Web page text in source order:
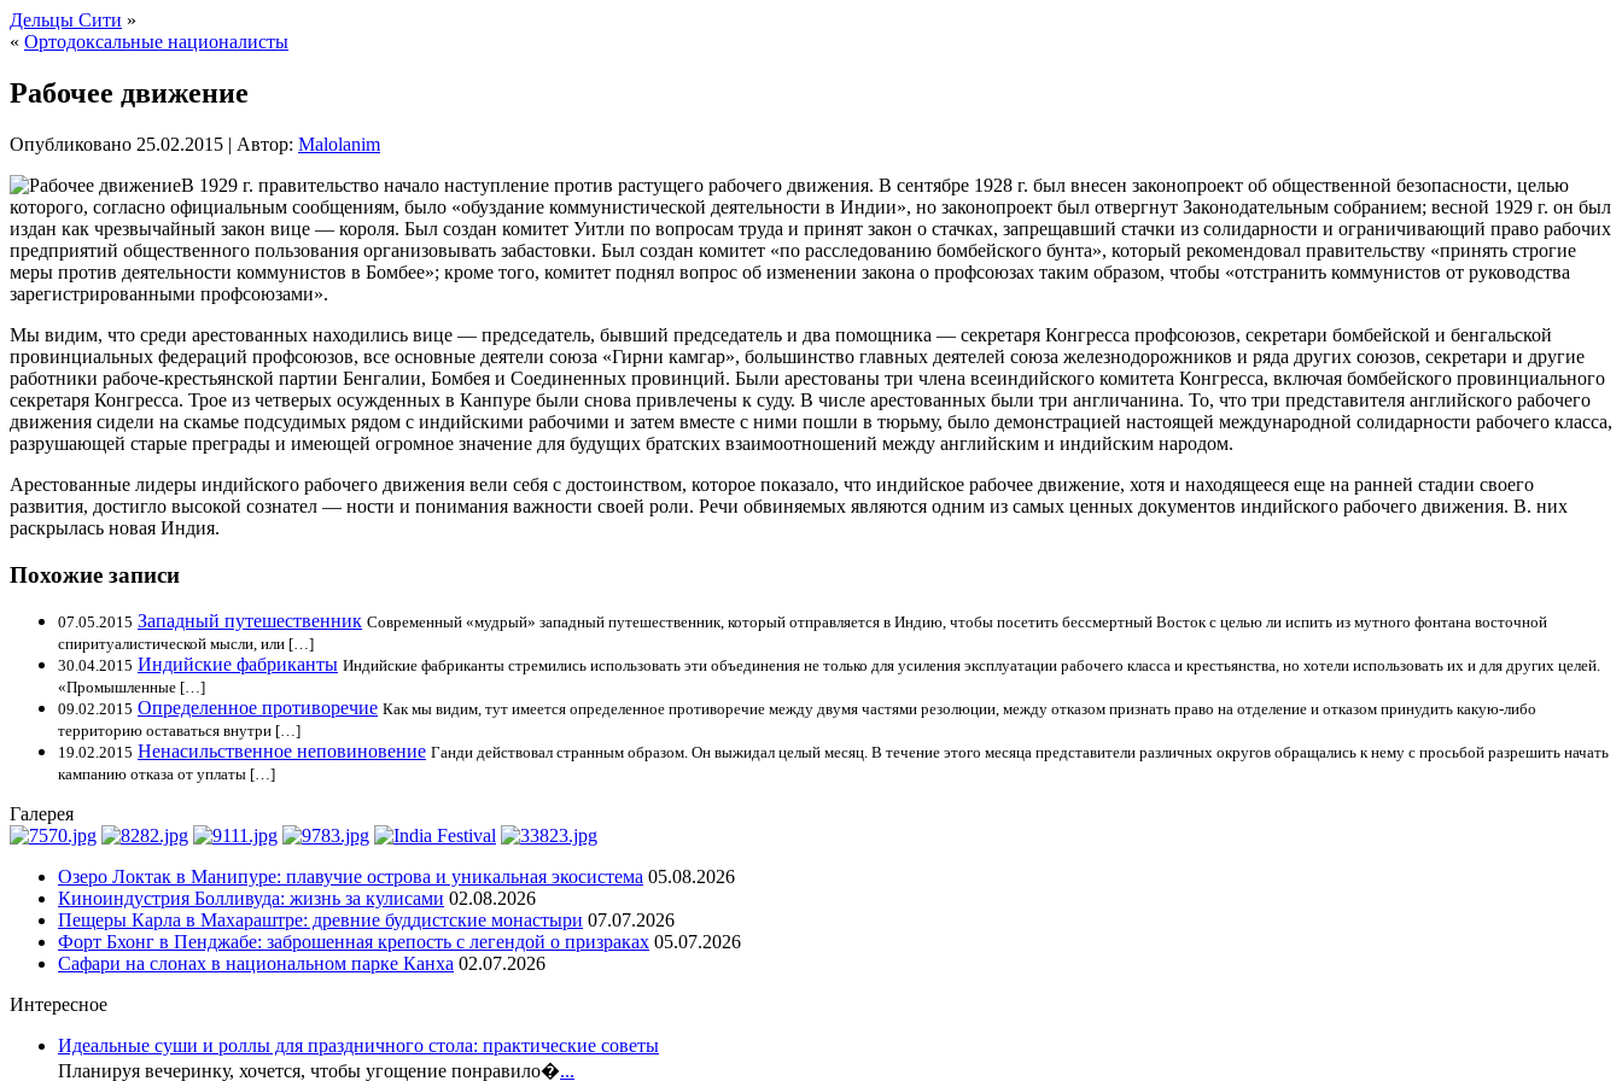
Дельцы Сити »
« Ортодоксальные националисты
Рабочее движение
Опубликовано 25.02.2015 | Автор: Malolanim
В 1929 г. правительство начало наступление против растущего рабочего движения. В сентябре 1928 г. был внесен законопроект об общественной безопасности, целью
которого, согласно официальным сообщениям, было «обуздание коммунистической деятельности в Индии», но законопроект был отвергнут Законодательным собранием; весной 1929 г. он был
издан как чрезвычайный закон вице — короля. Был создан комитет Уитли по вопросам труда и принят закон о стачках, запрещавший стачки из солидарности и ограничивающий право рабочих
предприятий общественного пользования организовывать забастовки. Был создан комитет «по расследованию бомбейского бунта», который рекомендовал правительству «принять строгие
меры против деятельности коммунистов в Бомбее»; кроме того, комитет поднял вопрос об изменении закона о профсоюзах таким образом, чтобы «отстранить коммунистов от руководства
зарегистрированными профсоюзами».
Мы видим, что среди арестованных находились вице — председатель, бывший председатель и два помощника — секретаря Конгресса профсоюзов, секретари бомбейской и бенгальской
провинциальных федераций профсоюзов, все основные деятели союза «Гирни камгар», большинство главных деятелей союза железнодорожников и ряда других союзов, секретари и другие
работники рабоче-крестьянской партии Бенгалии, Бомбея и Соединенных провинций. Были арестованы три члена всеиндийского комитета Конгресса, включая бомбейского провинциального
секретаря Конгресса. Трое из четверых осужденных в Канпуре были снова привлечены к суду. В числе арестованных были три англичанина. То, что три представителя английского рабочего
движения сидели на скамье подсудимых рядом с индийскими рабочими и затем вместе с ними пошли в тюрьму, было демонстрацией настоящей международной солидарности рабочего класса,
разрушающей старые преграды и имеющей огромное значение для будущих братских взаимоотношений между английским и индийским народом.
Арестованные лидеры индийского рабочего движения вели себя с достоинством, которое показало, что индийское рабочее движение, хотя и находящееся еще на ранней стадии своего
развития, достигло высокой сознател — ности и понимания важности своей роли. Речи обвиняемых являются одним из самых ценных документов индийского рабочего движения. В. них
раскрылась новая Индия.
Похожие записи
07.05.2015 Западный путешественник Современный «мудрый» западный путешественник, который отправляется в Индию, чтобы посетить бессмертный Восток с целью ли испить из мутного фонтана восточной
спиритуалистической мысли, или […]
30.04.2015 Индийские фабриканты Индийские фабриканты стремились использовать эти объединения не только для усиления эксплуатации рабочего класса и крестьянства, но хотели использовать их и для других целей.
«Промышленные […]
09.02.2015 Определенное противоречие Как мы видим, тут имеется определенное противоречие между двумя частями резолюции, между отказом признать право на отделение и отказом принудить какую-либо
территорию оставаться внутри […]
19.02.2015 Ненасильственное неповиновение Ганди действовал странным образом. Он выжидал целый месяц. В течение этого месяца представители различных округов обращались к нему с просьбой разрешить начать
кампанию отказа от уплаты […]
Галерея
Озеро Локтак в Манипуре: плавучие острова и уникальная экосистема 05.08.2026
Киноиндустрия Болливуда: жизнь за кулисами 02.08.2026
Пещеры Карла в Махараштре: древние буддистские монастыри 07.07.2026
Форт Бхонг в Пенджабе: заброшенная крепость с легендой о призраках 05.07.2026
Сафари на слонах в национальном парке Канха 02.07.2026
Интересное
Идеальные суши и роллы для праздничного стола: практические советы
Планируя вечеринку, хочется, чтобы угощение понравило�...